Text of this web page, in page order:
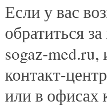
Если у вас
обратиться
sogaz-med.ru,
контакт-
или в